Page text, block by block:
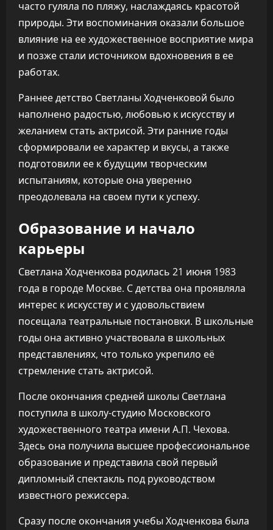
часто гуляла по пляжу, наслаждаясь красотой
природы. Эти воспоминания оказали большое
влияние на ее художественное восприятие мира
и позже стали источником вдохновения в ее
работах.
Раннее детство Светланы Ходченковой было
наполнено радостью, любовью к искусству и
желанием стать актрисой. Эти ранние годы
сформировали ее характер и вкусы, а также
подготовили ее к будущим творческим
испытаниям, которые она уверенно
преодолевала на своем пути к успеху.
Образование и начало
карьеры
Светлана Ходченкова родилась 21 июня 1983
года в городе Москве. С детства она проявляла
интерес к искусству и с удовольствием
посещала театральные постановки. В школьные
годы она активно участвовала в школьных
представлениях, что только укрепило её
стремление стать актрисой.
После окончания средней школы Светлана
поступила в школу-студию Московского
художественного театра имени А.П. Чехова.
Здесь она получила высшее профессиональное
образование и представила свой первый
дипломный спектакль под руководством
известного режиссера.
Сразу после окончания учебы Ходченкова была